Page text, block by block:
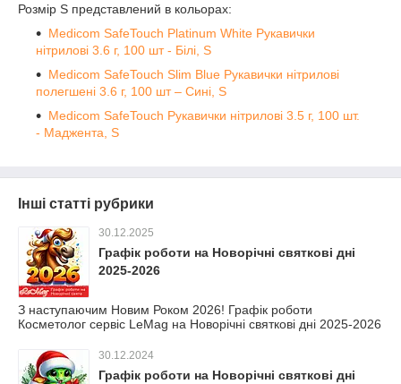
Розмір S представлений в кольорах:
Medicom SafeTouch Platinum White Рукавички
нітрилові 3.6 г, 100 шт - Білі, S
Medicom SafeTouch Slim Blue Рукавички нітрилові
полегшені 3.6 г, 100 шт – Сині, S
Medicom SafeTouch Рукавички нітрилові 3.5 г, 100 шт.
- Маджента, S
Інші статті рубрики
30.12.2025
Графік роботи на Новорічні святкові дні
2025-2026
З наступаючим Новим Роком 2026! Графік роботи
Косметолог сервіс LeMag на Новорічні святкові дні 2025-2026
30.12.2024
Графік роботи на Новорічні святкові дні